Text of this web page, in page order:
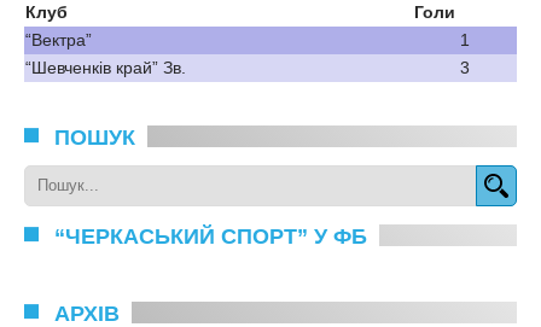
Клуб
Голи
“Вектра”
1
“Шевченків край” Зв.
3
ПОШУК
“ЧЕРКАСЬКИЙ СПОРТ” У ФБ
АРХІВ